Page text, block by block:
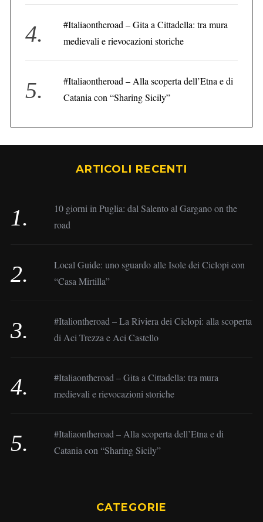
#Italiaontheroad – Gita a Cittadella: tra mura
medievali e rievocazioni storiche
#Italiaontheroad – Alla scoperta dell’Etna e di
Catania con “Sharing Sicily”
ARTICOLI RECENTI
10 giorni in Puglia: dal Salento al Gargano on the
road
Local Guide: uno sguardo alle Isole dei Ciclopi con
“Casa Mirtilla”
#Italiontheroad – La Riviera dei Ciclopi: alla scoperta
di Aci Trezza e Aci Castello
#Italiaontheroad – Gita a Cittadella: tra mura
medievali e rievocazioni storiche
#Italiaontheroad – Alla scoperta dell’Etna e di
Catania con “Sharing Sicily”
CATEGORIE